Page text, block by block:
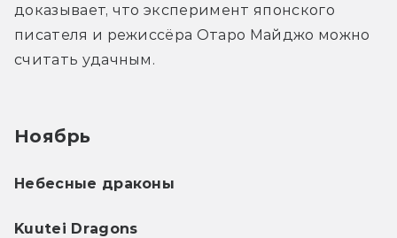
доказывает, что эксперимент японского
писателя и режиссёра Отаро Майджо можно
считать удачным.
Ноябрь
Небесные драконы
Kuutei Dragons